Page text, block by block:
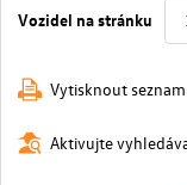
Vozidel na stránku
Vytisknout
Aktivujte